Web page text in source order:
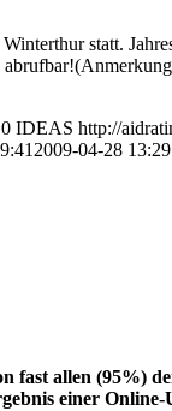
statt.
0 IDEAS http://
2009-04-28
fast allen (95%)
einer